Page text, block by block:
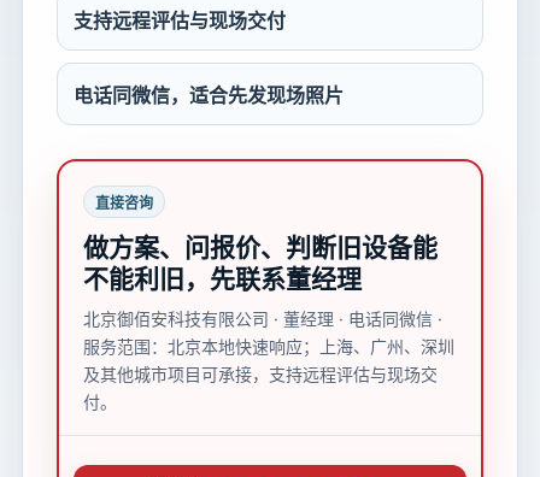
支持远程评估与现场交付
电话同微信，适合先发现场照片
直接咨询
做方案、问报价、判断旧设备能
不能利旧，先联系董经理
北京御佰安科技有限公司 · 董经理 · 电话同微信 ·
服务范围：北京本地快速响应；上海、广州、深圳
及其他城市项目可承接，支持远程评估与现场交
付。